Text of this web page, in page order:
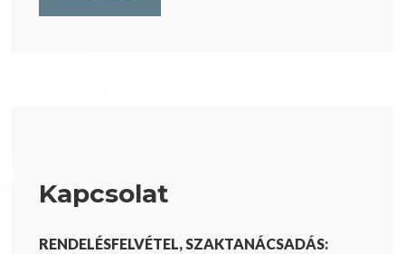
Kapcsolat
RENDELÉSFELVÉTEL, SZAKTANÁCSADÁS: